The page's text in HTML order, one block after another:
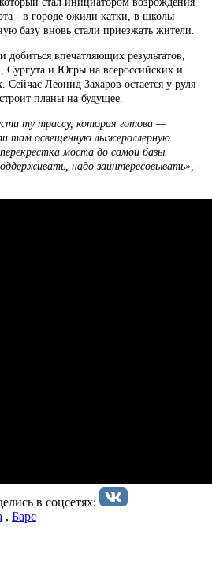
- в городе ожили катки, в школы
базу вновь стали приезжать жители.
впечатляющих результатов,
Сургута и Югры на всероссийских и
Сейчас Леонид Захаров остается у руля
планы на будущее.
ту трассу, которая готова —
там освещенную лыжероллерную
моста до самой базы.
надо заинтересовывать», -
в соцсетях:
, Барс